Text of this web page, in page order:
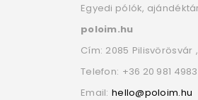
Egyedi pólók,
poloim.hu
Cím: 2085 Pilisvörösvár ,
Telefon: +36 20 981 4983
Email: hello@poloim.hu